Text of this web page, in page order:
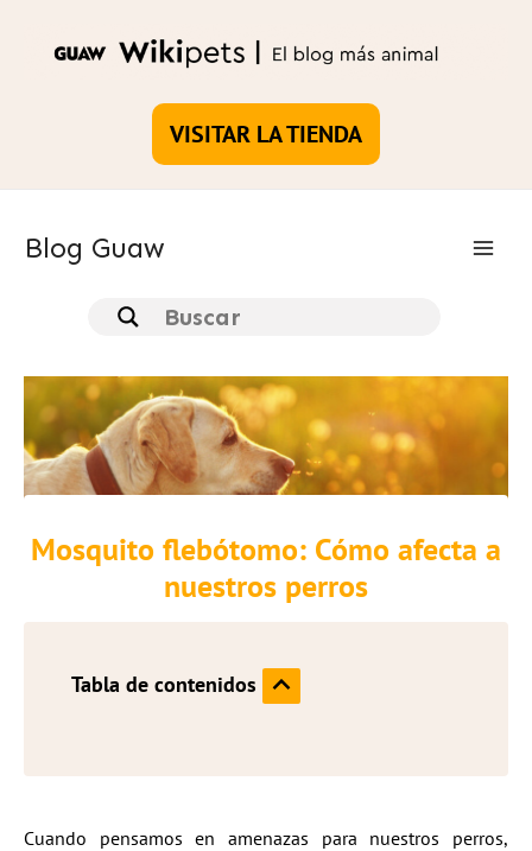
VISITAR LA TIENDA
Blog Guaw
Mosquito flebótomo: Cómo afecta a
nuestros perros
Tabla de contenidos
Cuando pensamos en amenazas para nuestros perros,